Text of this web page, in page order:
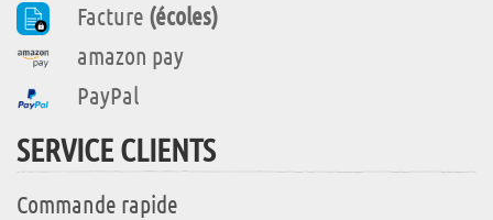
Facture (écoles)
amazon pay
PayPal
SERVICE CLIENTS
Commande rapide